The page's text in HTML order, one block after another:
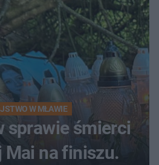
W MŁAWIE
sprawie śmierci
na finiszu.